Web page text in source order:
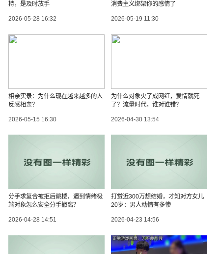
持，是及时放手
2026-05-28 16:32
消费主义绑架你的感情了
2026-05-19 11:30
相亲实录：为什么现在越来越多的人
反感相亲？
2026-05-15 16:30
为什么对象火了成网红，爱情就死
了？流量时代，谁对谁错？
2026-04-30 13:54
分手求复合被拒后跳楼，遇到情绪极
端对象怎么安全分手撤离？
2026-04-28 14:51
打赏近300万想结婚，才知对方女儿
20岁：男人动情有多惨
2026-04-23 14:56